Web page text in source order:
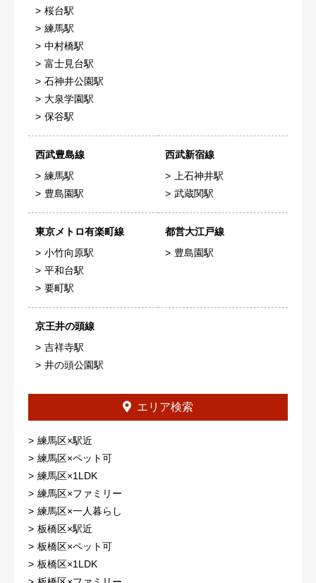
桜台駅
練馬駅
中村橋駅
富士見台駅
石神井公園駅
大泉学園駅
保谷駅
西武豊島線
練馬駅
豊島園駅
西武新宿線
上石神井駅
武蔵関駅
東京メトロ有楽町線
小竹向原駅
平和台駅
要町駅
都営大江戸線
豊島園駅
京王井の頭線
吉祥寺駅
井の頭公園駅
エリア検索
練馬区×駅近
練馬区×ペット可
練馬区×1LDK
練馬区×ファミリー
練馬区×一人暮らし
板橋区×駅近
板橋区×ペット可
板橋区×1LDK